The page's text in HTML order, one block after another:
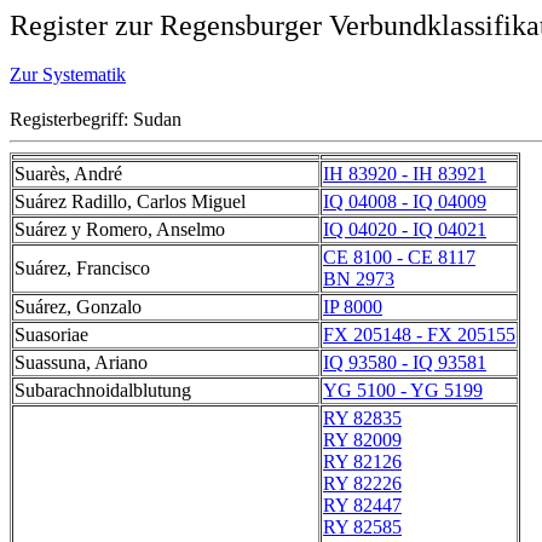
Register zur Regensburger
Zur Systematik
Registerbegriff: Sudan
Suarès, André
IH 83920 - IH 83921
Suárez Radillo, Carlos Miguel
IQ 04008 - IQ 04009
Suárez y Romero, Anselmo
IQ 04020 - IQ 04021
Suárez, Francisco
CE 8100 - CE 8117
BN 2973
Suárez, Gonzalo
IP 8000
Suasoriae
FX 205148 - FX 205155
Suassuna, Ariano
IQ 93580 - IQ 93581
Subarachnoidalblutung
YG 5100 - YG 5199
RY 82835
RY 82009
RY 82126
RY 82226
RY 82447
RY 82585